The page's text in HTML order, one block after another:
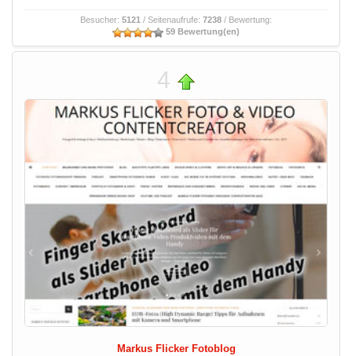
Besucher: 5121 / Seitenaufrufe: 7238 / Bewertung:
59 Bewertung(en)
4
Markus Flicker Fotoblog